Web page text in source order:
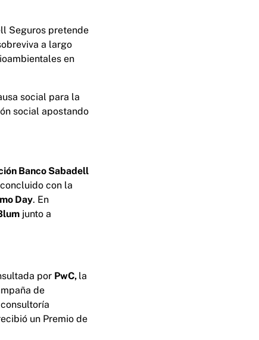
Seguros pretende
a largo
en
social para la
social apostando
Banco Sabadell
con la
Day. En
junto a
por PwC, la
de
un Premio de